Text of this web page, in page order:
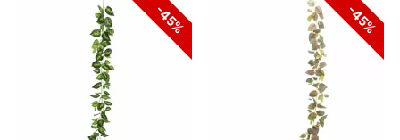
-45% -45%